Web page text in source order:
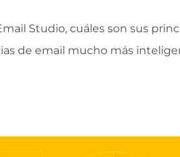
Studio, cuáles son sus
de email mucho más